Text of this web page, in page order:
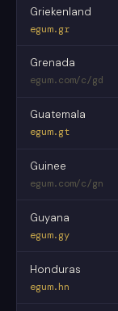
Griekenland
egum.gr
Grenada
egum.com/c/gd
Guatemala
egum.gt
Guinee
egum.com/c/gn
Guyana
egum.gy
Honduras
egum.hn